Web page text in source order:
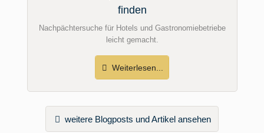
finden
Nachpächtersuche für Hotels und Gastronomiebetriebe
leicht gemacht.
Weiterlesen...
weitere Blogposts und Artikel ansehen